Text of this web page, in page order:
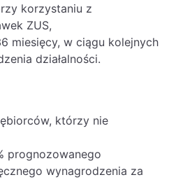
korzystaniu z
ZUS,
miesięcy, w ciągu kolejnych
działalności.
którzy nie
prognozowanego
wynagrodzenia za